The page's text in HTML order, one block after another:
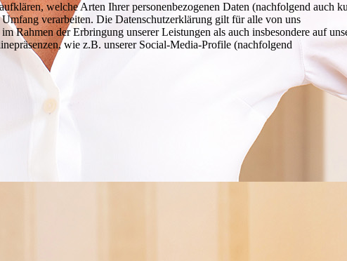
welche Arten Ihrer personenbezogenen Daten (nachfolgend auch
verarbeiten. Die Datenschutzerklärung gilt für alle von uns
Rahmen der Erbringung unserer Leistungen als auch insbesondere auf
wie z.B. unserer Social-Media-Profile (nachfolgend